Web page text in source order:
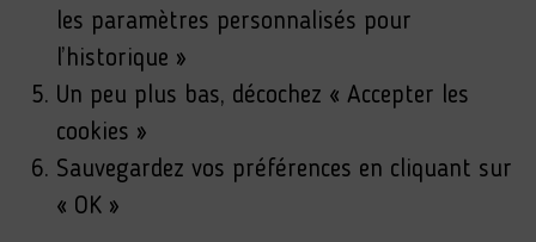
les paramètres personnalisés pour
l’historique »
Un peu plus bas, décochez « Accepter les
cookies »
Sauvegardez vos préférences en cliquant sur
« OK »